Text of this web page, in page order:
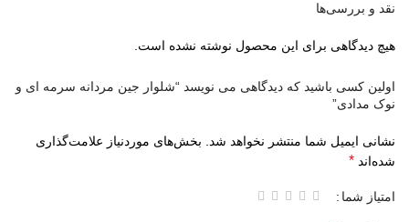
نقد و بررسی‌ها
هیچ دیدگاهی برای این محصول نوشته نشده است.
اولین کسی باشید که دیدگاهی می نویسد “شلوار جین مردانه سرمه ای و
نوک مدادی”
نشانی ایمیل شما منتشر نخواهد شد.
بخش‌های موردنیاز علامت‌گذاری
شده‌اند *
امتیاز شما